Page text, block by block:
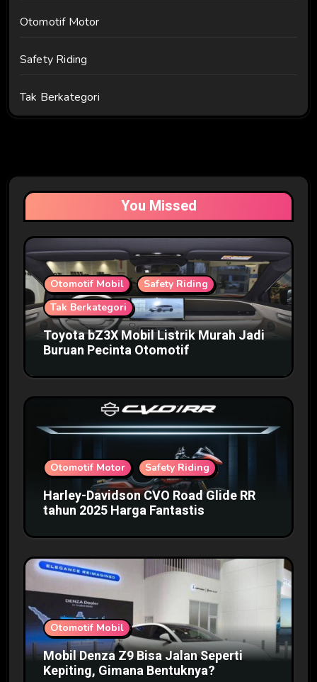
Otomotif Motor
Safety Riding
Tak Berkategori
You Missed
Otomotif Mobil
Safety Riding
Tak Berkategori
Toyota bZ3X Mobil Listrik Murah Jadi
Buruan Pecinta Otomotif
Otomotif Motor Safety Riding
Harley-Davidson CVO Road Glide RR
tahun 2025 Harga Fantastis
Otomotif Mobil
Mobil Denza Z9 Bisa Jalan Seperti
Kepiting, Gimana Bentuknya?